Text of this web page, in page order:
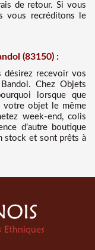
de retour. Si vous
vous recréditons le
(83150) :
désirez recevoir vos
Chez Objets
lorsque que
votre objet le même
week-end, colis
d’autre boutique
stock et sont prêts à